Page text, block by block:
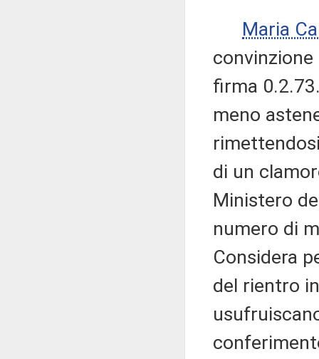
Maria
firma
meno
di un
Ministero
numero di
Considera
del rientro